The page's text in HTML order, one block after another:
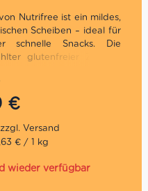
Nutrifree ist ein mildes,
Scheiben – ideal für
schnelle Snacks. Die
glutenfreier Zutaten
Das Brot ist laut
und ohne Weizenstärke
bewussten Brotgenuss
€
€ / 1 kg
wieder verfügbar